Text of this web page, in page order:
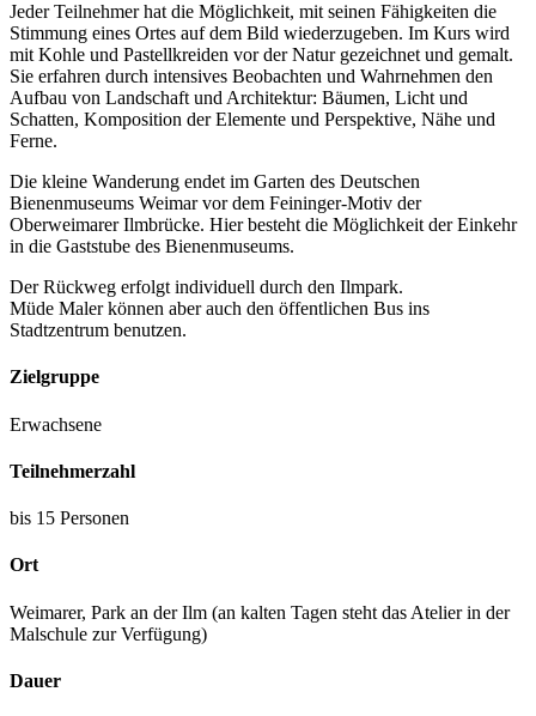
Jeder Teilnehmer hat die Möglichkeit, mit seinen Fähigkeiten die
Stimmung eines Ortes auf dem Bild wiederzugeben. Im Kurs wird
mit Kohle und Pastellkreiden vor der Natur gezeichnet und gemalt.
Sie erfahren durch intensives Beobachten und Wahrnehmen den
Aufbau von Landschaft und Architektur: Bäumen, Licht und
Schatten, Komposition der Elemente und Perspektive, Nähe und
Ferne.
Die kleine Wanderung endet im Garten des Deutschen
Bienenmuseums Weimar vor dem Feininger-Motiv der
Oberweimarer Ilmbrücke. Hier besteht die Möglichkeit der Einkehr
in die Gaststube des Bienenmuseums.
Der Rückweg erfolgt individuell durch den Ilmpark.
Müde Maler können aber auch den öffentlichen Bus ins
Stadtzentrum benutzen.
Zielgruppe
Erwachsene
Teilnehmerzahl
bis 15 Personen
Ort
Weimarer, Park an der Ilm (an kalten Tagen steht das Atelier in der
Malschule zur Verfügung)
Dauer